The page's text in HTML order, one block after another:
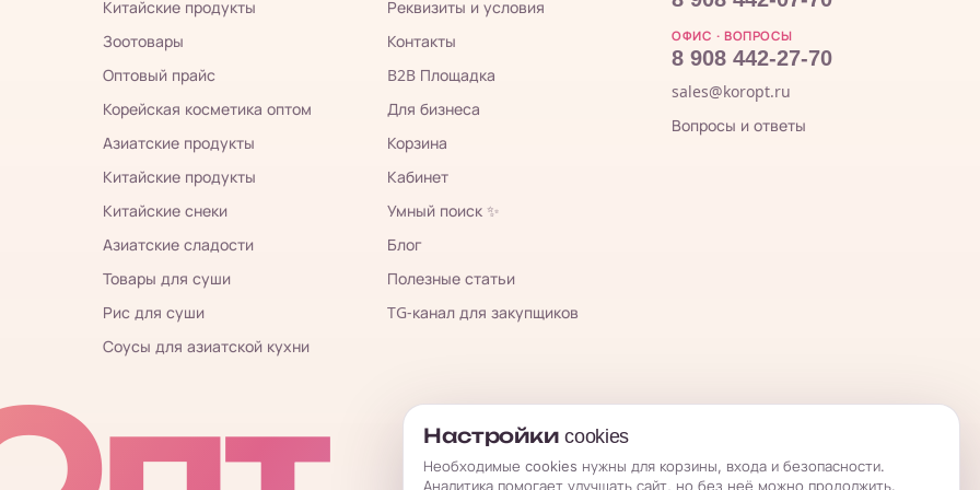
Китайские продукты
Зоотовары
Оптовый прайс
Корейская косметика оптом
Азиатские продукты
Китайские продукты
Китайские снеки
Азиатские сладости
Товары для суши
Рис для суши
Соусы для азиатской кухни
Реквизиты и условия
Контакты
B2B Площадка
Для бизнеса
Корзина
Кабинет
Умный поиск ✨
Блог
Полезные статьи
TG-канал для закупщиков
ОФИС · ВОПРОСЫ
8 908 442-27-70
sales@koropt.ru
Вопросы и ответы
Настройки cookies
Необходимые cookies нужны для корзины, входа и безопасности.
Аналитика помогает улучшать сайт, но без неё можно продолжить.